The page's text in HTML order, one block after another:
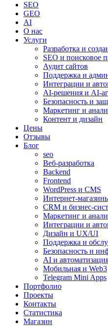
SEO
GEO
AI
О нас
Услуги
Разработка и
SEO и поисковое
Аудит сайтов
Поддержка и
Интеграции и
AI-решения и AI-
Безопасность и
Маркетинг и
Контент и дизайн
Цены
Отзывы
Блог
seo
Веб-разработка
Backend
Frontend
WordPress и CMS
Интернет-
CRM и бизнес-
Маркетинг и
Интеграции и
Дизайн и UX/UI
Поддержка и
Безопасность и
AI и
Мобильная и Web3
Telegram Mini Apps
Портфолио
Проекты
Контакты
Статистика
Магазин